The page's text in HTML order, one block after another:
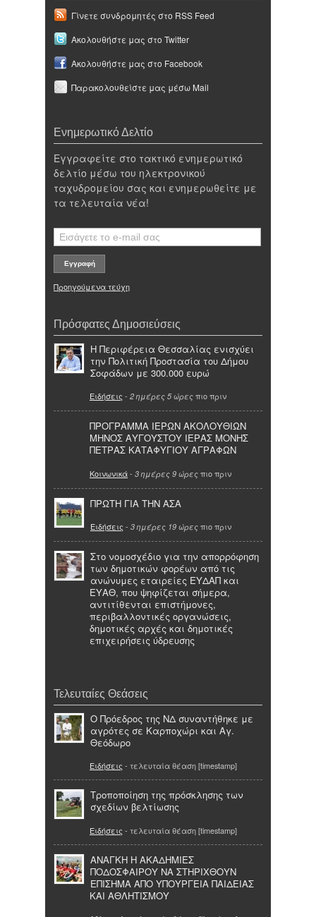
Γίνετε συνδρομητές στο RSS Feed
Ακολουθήστε μας στο Twitter
Ακολουθήστε μας στο Facebook
Παρακολουθείστε μας μέσω Mail
Ενημερωτικό Δελτίο
Εγγραφείτε στο τακτικό ενημερωτικό
δελτίο μέσω του ηλεκτρονικού
ταχυδρομείου σας και ενημερωθείτε με
τα τελευταία νέα!
Προηγούμενα τεύχη
Πρόσφατες Δημοσιεύσεις
Η Περιφέρεια Θεσσαλίας ενισχύει
την Πολιτική Προστασία του Δήμου
Σοφάδων με 300.000 ευρώ
Ειδήσεις - 2 ημέρες 5 ώρες πιο πριν
ΠΡΟΓΡΑΜΜΑ ΙΕΡΩΝ ΑΚΟΛΟΥΘΙΩΝ
ΜΗΝΟΣ ΑΥΓΟΥΣΤΟΥ ΙΕΡΑΣ ΜΟΝΗΣ
ΠΕΤΡΑΣ ΚΑΤΑΦΥΓΙΟΥ ΑΓΡΑΦΩΝ
Κοινωνικά- 3 ημέρες 9 ώρες πιο πριν
ΠΡΩΤΗ ΓΙΑ ΤΗΝ ΑΣΑ
Ειδήσεις - 3 ημέρες 19 ώρες πιο πριν
Στο νομοσχέδιο για την απορρόφηση
των δημοτικών φορέων από τις
ανώνυμες εταιρείες ΕΥΔΑΠ και
ΕΥΑΘ, που ψηφίζεται σήμερα,
αντιτίθενται επιστήμονες,
περιβαλλοντικές οργανώσεις,
δημοτικές αρχές και δημοτικές
επιχειρήσεις ύδρευσης
Τελευταίες Θεάσεις
Ο Πρόεδρος της ΝΔ συναντήθηκε με
αγρότες σε Καρποχώρι και Αγ.
Θεόδωρο
Ειδήσεις - τελευταία θέαση [timestamp]
Τροποποίηση της πρόσκλησης των
σχεδίων βελτίωσης
Ειδήσεις - τελευταία θέαση [timestamp]
ΑΝΑΓΚΗ Η ΑΚΑΔΗΜΙΕΣ
ΠΟΔΟΣΦΑΙΡΟΥ ΝΑ ΣΤΗΡΙΧΘΟΥΝ
ΕΠΙΣΗΜΑ ΑΠΟ ΥΠΟΥΡΓΕΙΑ ΠΑΙΔΕΙΑΣ
ΚΑΙ ΑΘΛΗΤΙΣΜΟΥ